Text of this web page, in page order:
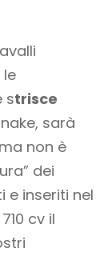
strisce
sarà
non è
dei
e inseriti nel
cv il